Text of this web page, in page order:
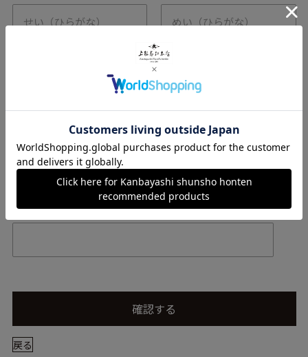
必須
電話番号
戻る
確認する